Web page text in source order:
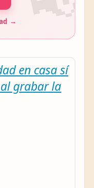
→
en casa sí
grabar la